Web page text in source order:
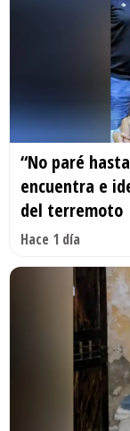
“No paré
encuentra e
del terremoto
Hace 1 día